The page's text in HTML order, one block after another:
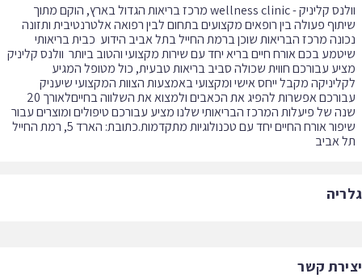
וולנס קליניק - wellness clinic מרכז בריאות הגדול בארץ, הוקם מתוך
פעולה בין רופאים מקצועים בתחום לבין רפואה אלטרנטיבית ותזונה
מרכז הבריאות שוכן ברמת החייל בתל אביב הידוע כבית בריאותי
בכם אורח חיים בריא יחד עם שירות מקצועי והטוב ביותר וולנס קליניק
עבורכם חווית שכולה סביב בריאות טבעית, כול מטופל המגיע
מקבל ייחס אישי ומקצועי באמצעות הצוות המקצועי שיעניק
עבורכם אפשרות להפיג את הכאבים ולמצוא את השלווה בחייםלאורך 20
של פיעלות המרכז הבריאותי שלנו מציע עבורכם טיפולים ומוצרים עבור
שיפור אורח החיים יחד עם טכנולוגיות מתקדמות.כתובת: הארד 5, רמת החייל
אביב
קשר